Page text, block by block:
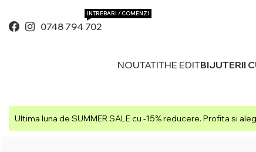
0748 794 702
INTREBARI / COMENZI
NOUTATITHE EDITBIJUTERII
Ultima luna de SUMMER SALE cu -15% reducere. Profita si